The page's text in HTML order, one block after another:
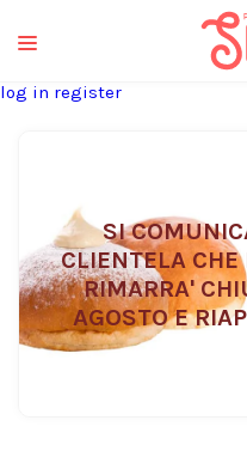
liquori tipici
log in register
SI
CLIENTELA
RIMARRA'
AGOSTO E